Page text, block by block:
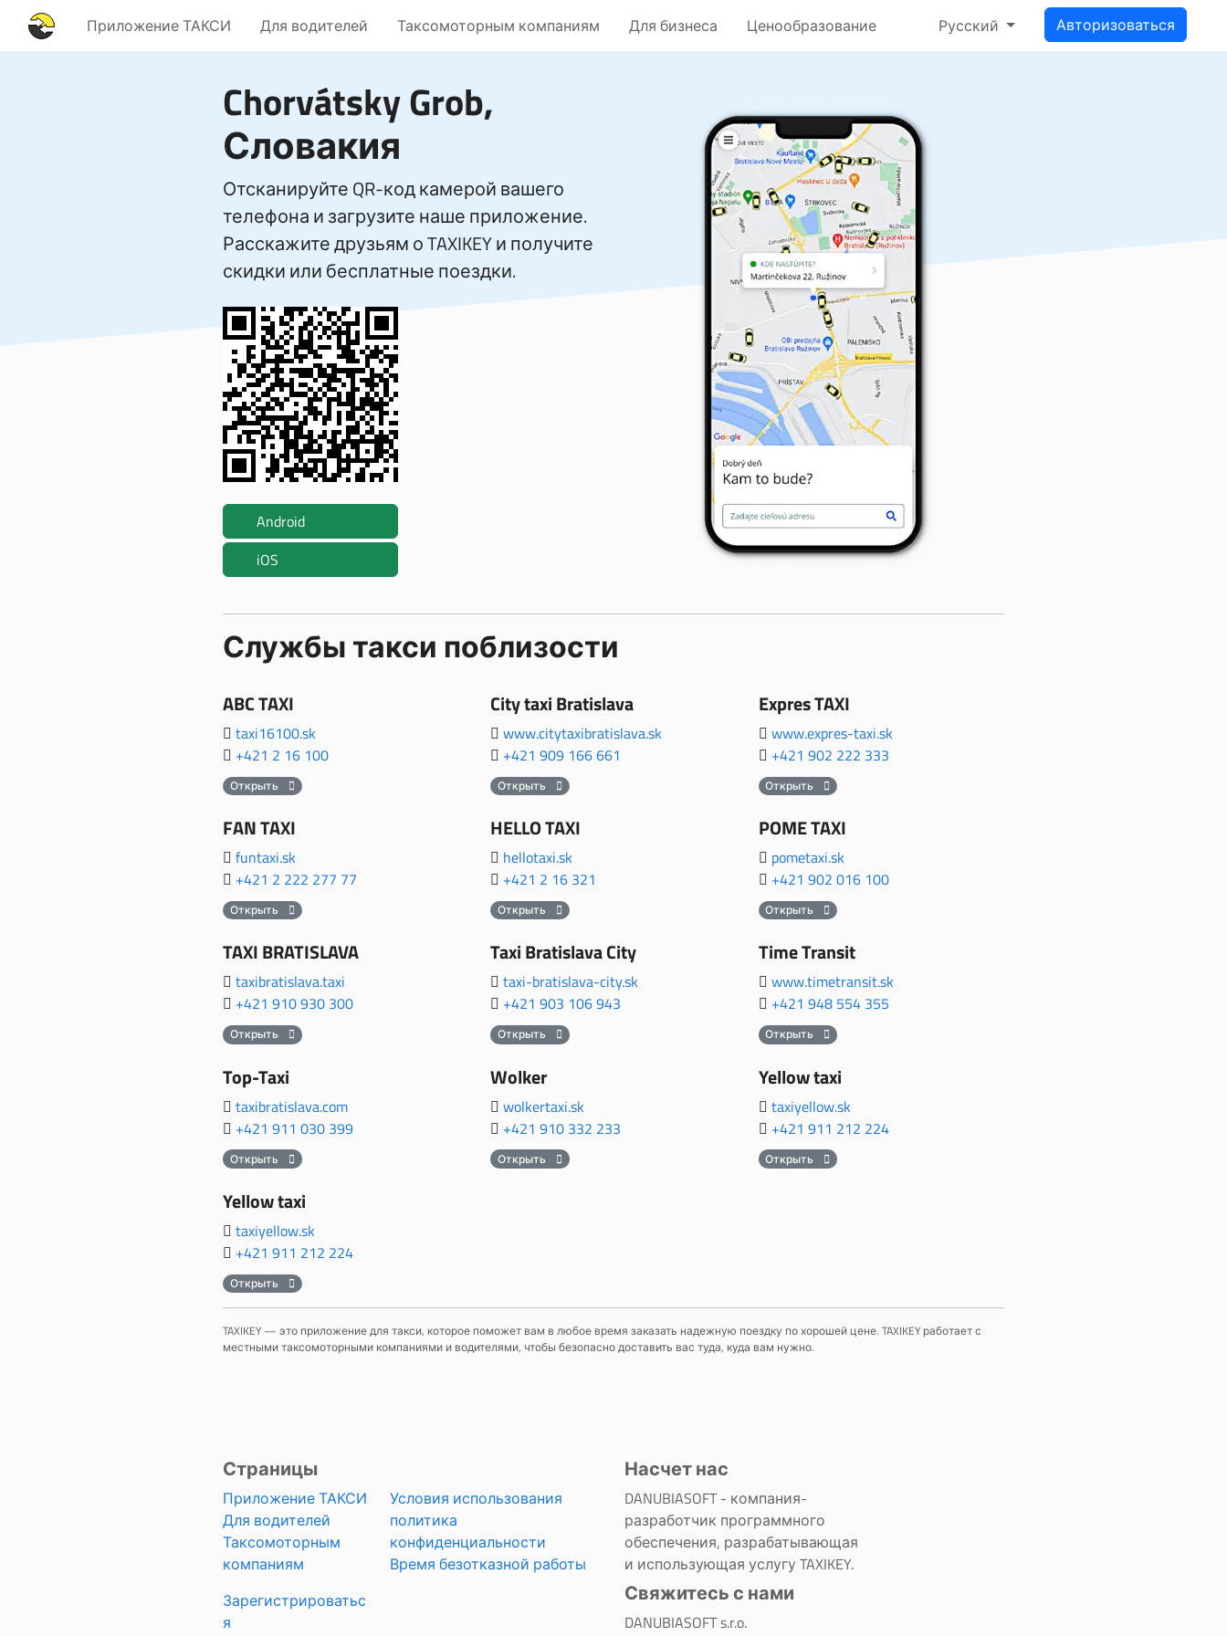
Приложение ТАКСИ Для водителей Таксомоторным компаниям Для бизнеса Ценообразование Русский Авторизоваться
Chorvátsky Grob,
Словакия
Отсканируйте QR-код камерой вашего
телефона и загрузите наше приложение.
Расскажите друзьям о TAXIKEY и получите
скидки или бесплатные поездки.
Android
iOS
Службы такси поблизости
ABC TAXI
taxi16100.sk
+421 2 16 100
Открыть
City taxi Bratislava
www.citytaxibratislava.sk
+421 909 166 661
Открыть
Expres TAXI
www.expres-taxi.sk
+421 902 222 333
Открыть
FAN TAXI
funtaxi.sk
+421 2 222 277 77
Открыть
HELLO TAXI
hellotaxi.sk
+421 2 16 321
Открыть
POME TAXI
pometaxi.sk
+421 902 016 100
Открыть
TAXI BRATISLAVA
taxibratislava.taxi
+421 910 930 300
Открыть
Taxi Bratislava City
taxi-bratislava-city.sk
+421 903 106 943
Открыть
Time Transit
www.timetransit.sk
+421 948 554 355
Открыть
Top-Taxi
taxibratislava.com
+421 911 030 399
Открыть
Wolker
wolkertaxi.sk
+421 910 332 233
Открыть
Yellow taxi
taxiyellow.sk
+421 911 212 224
Открыть
Yellow taxi
taxiyellow.sk
+421 911 212 224
Открыть
TAXIKEY — это приложение для такси, которое поможет вам в любое время заказать надежную поездку по хорошей цене. TAXIKEY работает с
местными таксомоторными компаниями и водителями, чтобы безопасно доставить вас туда, куда вам нужно.
Страницы
Приложение ТАКСИ
Для водителей
Таксомоторным
компаниям
Зарегистрироватьс
я
Условия использования
политика
конфиденциальности
Время безотказной работы
Насчет нас
DANUBIASOFT - компания-
разработчик программного
обеспечения, разрабатывающая
и использующая услугу TAXIKEY.
Свяжитесь с нами
DANUBIASOFT s.r.o.